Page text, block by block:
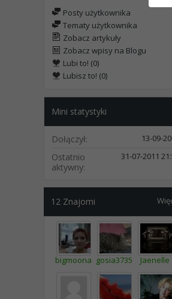
Posty użytkownika
Tematy użytkownika
Zobacz artykuły
Zobacz wpisy na Blogu
Lubi to! (0)
Lubisz to! (0)
Mini statystyki
Dołączył 13-09-
Ostatnio
aktywny
31-07-2011
12 Znajomi
bigmoona gosia3735 Jaenelle